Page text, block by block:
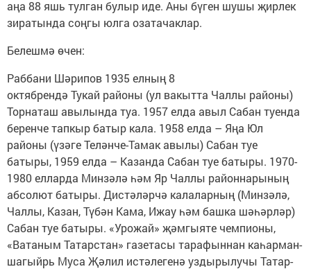
аңа 88 яшь тулган булыр иде. Аны бүген шушы җирлек
зиратында соңгы юлга озатачаклар.
Белешмә өчен:
Раббани Шәрипов 1935 елның 8
октябрендә Тукай районы (ул вакытта Чаллы районы)
Торнаташ авылында туа. 1957 елда авыл Сабан туенда
беренче тапкыр батыр кала. 1958 елда – Яңа Юл
районы (үзәге Теләнче-Тамак авылы) Сабан туе
батыры, 1959 елда – Казанда Сабан туе батыры. 1970-
1980 елларда Минзәлә һәм Яр Чаллы районнарының
абсолют батыры. Дистәләрчә калаларның (Минзәлә,
Чаллы, Казан, Түбән Кама, Ижау һәм башка шәһәрләр)
Сабан туе батыры. «Урожай» җәмгыяте чемпионы,
«Ватаным Татарстан» газетасы тарафыннан каһарман-
шагыйрь Муса Җәлил истәлегенә уздырылучы Татар-